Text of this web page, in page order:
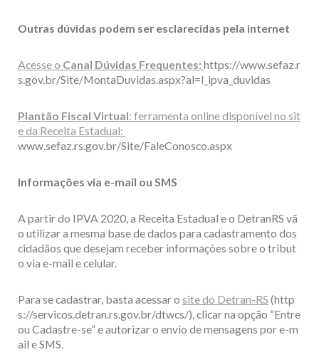
Outras dúvidas podem ser esclarecidas pela internet
Acesse o Canal Dúvidas Frequentes: https://www.sefaz.r
s.gov.br/Site/MontaDuvidas.aspx?al=l_ipva_duvidas
Plantão Fiscal Virtual: ferramenta online disponível no sit
e da Receita Estadual:
www.sefaz.rs.gov.br/Site/FaleConosco.aspx
Informações via e-mail ou SMS
A partir do IPVA 2020, a Receita Estadual e o DetranRS vã
o utilizar a mesma base de dados para cadastramento dos
cidadãos que desejam receber informações sobre o tribut
o via e-mail e celular.
Para se cadastrar, basta acessar o site do Detran-RS (http
s://servicos.detran.rs.gov.br/dtwcs/), clicar na opção “Entre
ou Cadastre-se” e autorizar o envio de mensagens por e-m
ail e SMS.